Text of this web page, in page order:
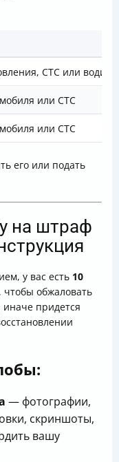
СТС или
или СТС
или СТС
его или подать
на штраф
у вас есть 10
обжаловать
иначе придется
— фотографии,
скриншоты,
вашу